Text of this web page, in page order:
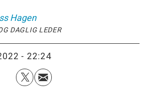
Hagen
DAGLIG LEDER
- 22:24